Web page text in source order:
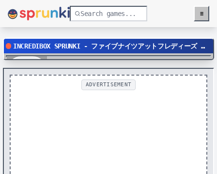
Menu
≡
INCREDIBOX SPRUNKI - ファイブナイツアットフレディーズ リマスター
Play
ADVERTISEMENT